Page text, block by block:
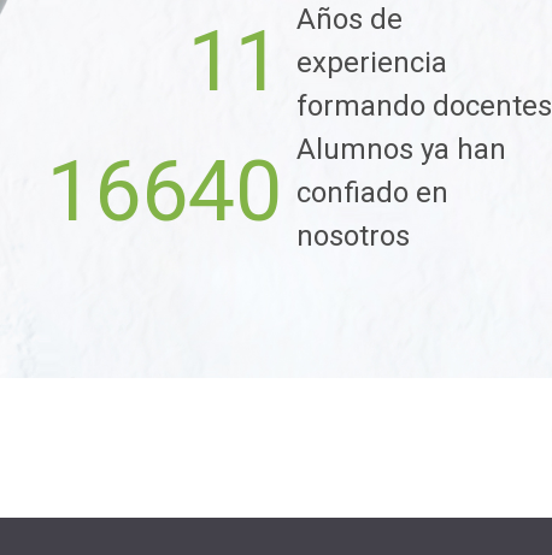
11
Años de
experiencia
formando docentes
16640 Alumnos ya han
confiado en
nosotros